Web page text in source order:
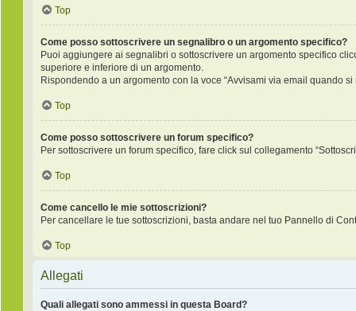
Top
Come posso sottoscrivere un segnalibro o un argomento specifico?
Puoi aggiungere ai segnalibri o sottoscrivere un argomento specifico
superiore e inferiore di un argomento.
Rispondendo a un argomento con la voce “Avvisami via email quando
Top
Come posso sottoscrivere un forum specifico?
Per sottoscrivere un forum specifico, fare click sul collegamento
Top
Come cancello le mie sottoscrizioni?
Per cancellare le tue sottoscrizioni, basta andare nel tuo Pannello di
Top
Allegati
Quali allegati sono ammessi in questa Board?